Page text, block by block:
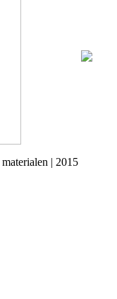
| 2015